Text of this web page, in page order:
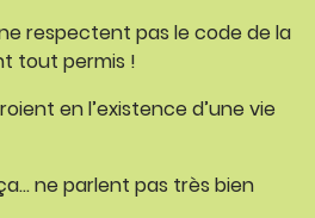
respectent pas le code de la
tout permis !
en l’existence d’une vie
ne parlent pas très bien